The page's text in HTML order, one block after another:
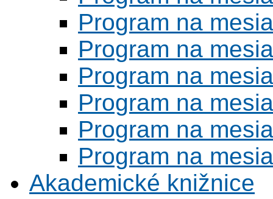
Program na
Program na
Program na
Program na
Program na
Program na
Akademické knižnice